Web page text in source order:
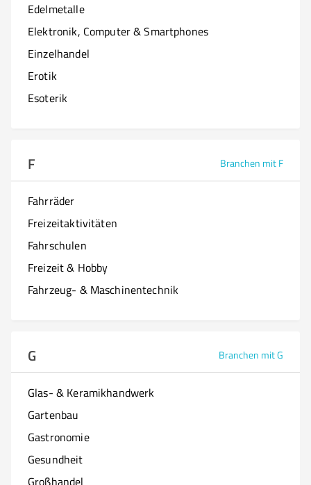
Edelmetalle
Elektronik, Computer & Smartphones
Einzelhandel
Erotik
Esoterik
F Branchen mit F
Fahrräder
Freizeitaktivitäten
Fahrschulen
Freizeit & Hobby
Fahrzeug- & Maschinentechnik
G Branchen mit G
Glas- & Keramikhandwerk
Gartenbau
Gastronomie
Gesundheit
Großhandel